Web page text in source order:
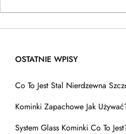
OSTATNIE WPISY
Co To Jest Stal Nierdzewna
Kominki Zapachowe Jak
System Glass Kominki Co To